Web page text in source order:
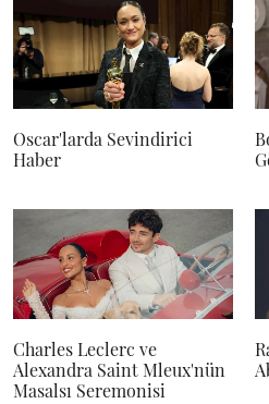
Oscar'larda Sevindirici
Haber
Charles Leclerc ve
Alexandra Saint Mleux'nün
Masalsı Seremonisi